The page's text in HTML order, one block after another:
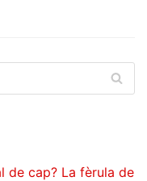
de cap? La fèrula de